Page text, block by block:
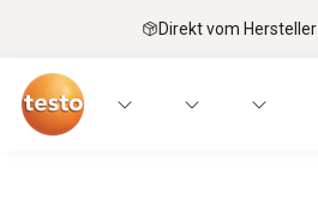
Direkt vom Hersteller